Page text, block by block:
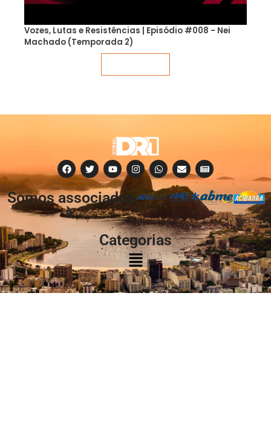
Vozes, Lutas e Resistências | Episódio #008 - Nei
Machado (Temporada 2)
Somos associados
à:
Categorias